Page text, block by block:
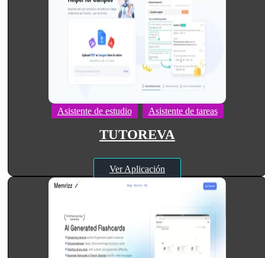
Asistente de estudio Asistente de tareas
TUTOREVA
Ver Aplicación